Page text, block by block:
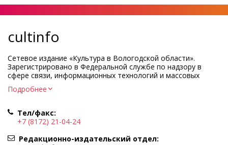
cultinfo
Сетевое издание «Культура в Вологодской области».
Зарегистрировано в Федеральной службе по надзору в
сфере связи, информационных технологий и массовых
Регистрационный номер и дата принятия решения о
Учредитель КУ ВО «Информационно-аналитический центр
культуры»
Адрес учредителя и редакции: 160000, Вологодская обл., г.
Подробнее
Тел/факс:
+7 (8172) 21-04-24
Редакционно-издательский отдел: